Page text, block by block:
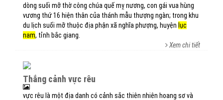
dòng suối mỡ thờ công chúa quế mỵ nương, con gái vua hùng
vương thứ 16 hiện thân của thánh mẫu thượng ngàn; trong khu
du lịch suối mỡ thuộc địa phận xã nghĩa phượng, huyện lục
nam, tỉnh bắc giang.
Xem chi tiết
thắng cảnh vực rêu
vực rêu là một địa danh có cảnh sắc thiên nhiên hoang sơ và